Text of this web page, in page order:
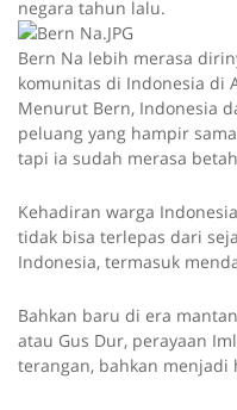
negara tahun lalu.
Bern Na lebih merasa
komunitas di Indonesia di
Menurut Bern, Indonesia
peluang yang hampir
tapi ia sudah merasa
Kehadiran warga
tidak bisa terlepas dari
Indonesia, termasuk
Bahkan baru di era
atau Gus Dur, perayaan
terangan, bahkan